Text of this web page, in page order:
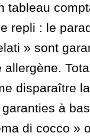
tableau
repli : le
» sont
disparaître
à
di cocco »